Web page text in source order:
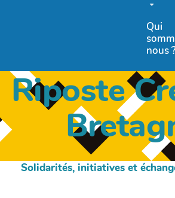
Qui
nous
Riposte
Solidarités, initiatives et